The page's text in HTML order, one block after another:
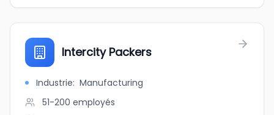
Intercity Packers
Industrie: Manufacturing
51-200 employés